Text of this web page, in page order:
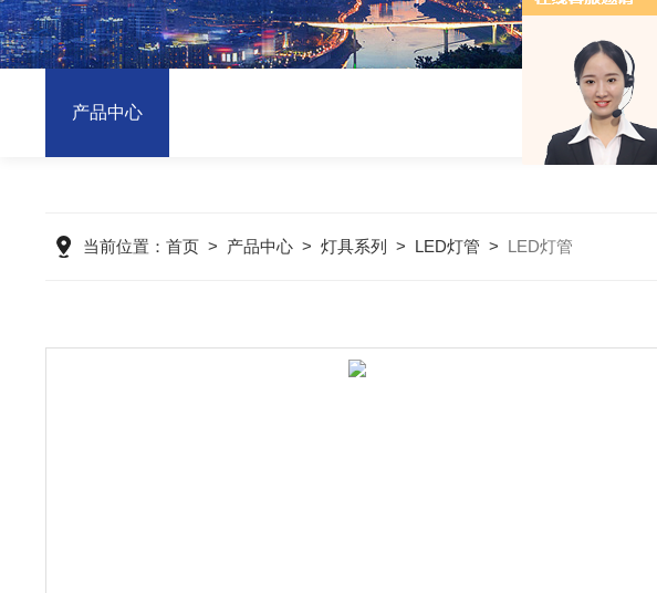
产品中心
当前位置： 首页> 产品中心> 灯具系列 > LED灯管 > LED灯管